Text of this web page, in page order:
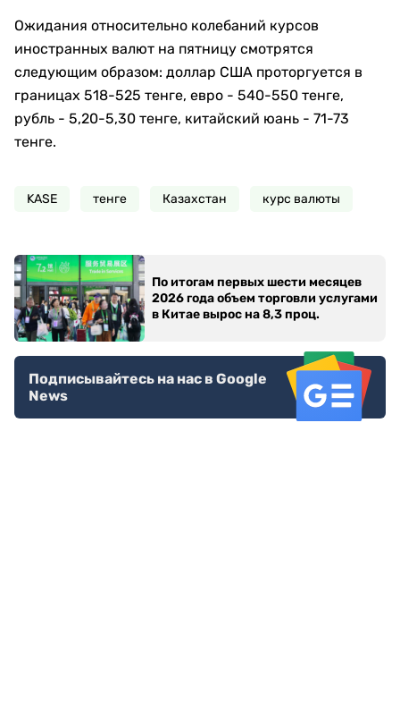
Ожидания относительно колебаний курсов
иностранных валют на пятницу смотрятся
следующим образом: доллар США проторгуется в
границах 518-525 тенге, евро - 540-550 тенге,
рубль - 5,20-5,30 тенге, китайский юань - 71-73
тенге.
KASE тенге Казахстан курс валюты
По итогам первых шести месяцев
2026 года объем торговли услугами
в Китае вырос на 8,3 проц.
Подписывайтесь на нас в Google
News